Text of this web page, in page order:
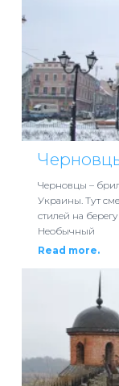
Черновцы –
Украины. Тут
стилей на
Необычный
Read more.